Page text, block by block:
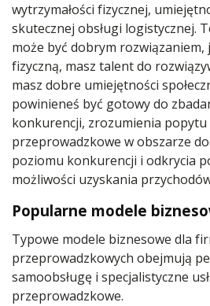
wytrzymałości fizycznej,
skutecznej obsługi logistycznej.
może być dobrym rozwiązaniem,
fizyczną, masz talent do
masz dobre umiejętności
powinieneś być gotowy do
konkurencji, zrozumienia popytu
przeprowadzkowe w obszarze
poziomu konkurencji i odkrycia
możliwości uzyskania
Popularne modele
Typowe modele biznesowe dla
przeprowadzkowych obejmują
samoobsługę i specjalistyczne
przeprowadzkowe.